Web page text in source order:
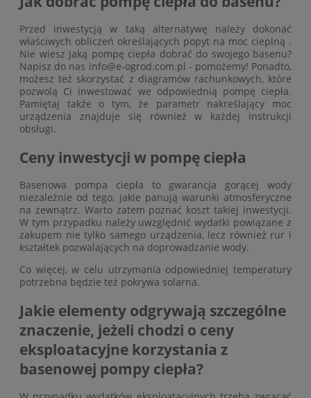
Przed inwestycją w taką alternatywę należy dokonać
właściwych obliczeń określających popyt na moc cieplną .
Nie wiesz jaką pompę ciepła dobrać do swojego basenu?
Napisz do nas info@e-ogrod.com.pl - pomożemy! Ponadto,
możesz też skorzystać z diagramów rachunkowych, które
pozwolą Ci inwestować we odpowiednią pompę ciepła.
Pamiętaj także o tym, że parametr nakreślający moc
urządzenia znajduje się również w każdej instrukcji
obsługi.
Ceny inwestycji w pompę ciepła
Basenowa pompa ciepła to gwarancja gorącej wody
niezależnie od tego, jakie panują warunki atmosferyczne
na zewnątrz. Warto zatem poznać koszt takiej inwestycji.
W tym przypadku należy uwzględnić wydatki powiązane z
zakupem nie tylko samego urządzenia, lecz również rur i
kształtek pozwalających na doprowadzanie wody.
Co więcej, w celu utrzymania odpowiedniej temperatury
potrzebna będzie też pokrywa solarna.
Jakie elementy odgrywają szczególne
znaczenie, jeżeli chodzi o ceny
eksploatacyjne korzystania z
basenowej pompy ciepła?